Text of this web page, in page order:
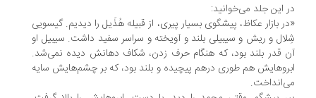
در این جلد می‌خوانید:
«در بازار عکاظ، پیشگوی بسیار پیری، از قبیله هُذَیل را دیدیم. گیسویی
شِلال و ریش و سیبیلی بلند و آویخته و سراسر سفید داشت. سیبیل او
آن قدر بلند بود، که هنگام حرف زدن، شکاف دهانش دیده نمی‌شد.
ابروهایش هم طوری درهم پیچیده و بلند بود، که بر چشم‌هایش سایه
می‌انداخت.